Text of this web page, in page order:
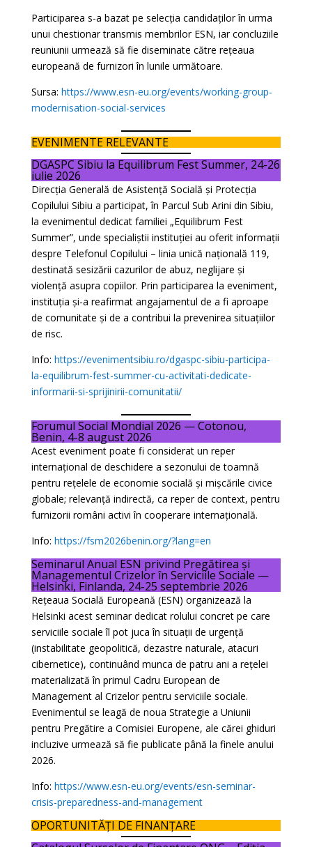
Participarea s-a bazat pe selecția candidaților în urma
unui chestionar transmis membrilor ESN, iar concluziile
reuniunii urmează să fie diseminate către rețeaua
europeană de furnizori în lunile următoare.
Sursa: https://www.esn-eu.org/events/working-group-
modernisation-social-services
EVENIMENTE RELEVANTE
DGASPC Sibiu la Equilibrum Fest Summer, 24-26
iulie 2026
Direcția Generală de Asistență Socială și Protecția
Copilului Sibiu a participat, în Parcul Sub Arini din Sibiu,
la evenimentul dedicat familiei „Equilibrum Fest
Summer”, unde specialiștii instituției au oferit informații
despre Telefonul Copilului – linia unică națională 119,
destinată sesizării cazurilor de abuz, neglijare și
violență asupra copiilor. Prin participarea la eveniment,
instituția și-a reafirmat angajamentul de a fi aproape
de comunitate și de a contribui la prevenirea situațiilor
de risc.
Info: https://evenimentsibiu.ro/dgaspc-sibiu-participa-
la-equilibrum-fest-summer-cu-activitati-dedicate-
informarii-si-sprijinirii-comunitatii/
Forumul Social Mondial 2026 — Cotonou,
Benin, 4-8 august 2026
Acest eveniment poate fi considerat un reper
internațional de deschidere a sezonului de toamnă
pentru rețelele de economie socială și mișcările civice
globale; relevanță indirectă, ca reper de context, pentru
furnizorii români activi în cooperare internațională.
Info: https://fsm2026benin.org/?lang=en
Seminarul Anual ESN privind Pregătirea și
Managementul Crizelor în Serviciile Sociale —
Helsinki, Finlanda, 24-25 septembrie 2026
Rețeaua Socială Europeană (ESN) organizează la
Helsinki acest seminar dedicat rolului concret pe care
serviciile sociale îl pot juca în situații de urgență
(instabilitate geopolitică, dezastre naturale, atacuri
cibernetice), continuând munca de patru ani a rețelei
materializată în primul Cadru European de
Management al Crizelor pentru serviciile sociale.
Evenimentul se leagă de noua Strategie a Uniunii
pentru Pregătire a Comisiei Europene, ale cărei ghiduri
incluzive urmează să fie publicate până la finele anului
2026.
Info: https://www.esn-eu.org/events/esn-seminar-
crisis-preparedness-and-management
OPORTUNITĂȚI DE FINANȚARE